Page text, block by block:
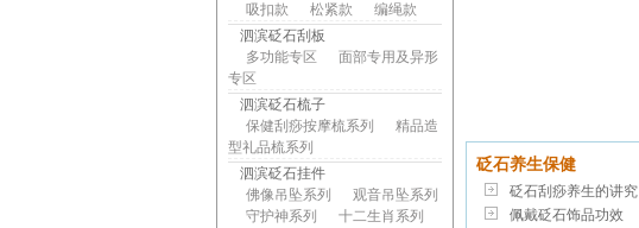
吸扣款
松紧款
编绳款
泗滨砭石刮板
多功能专区
面部专用及异形
专区
泗滨砭石梳子
保健刮痧按摩梳系列
精品造
型礼品梳系列
泗滨砭石挂件
佛像吊坠系列
观音吊坠系列
守护神系列
十二生肖系列
砭石养生保健
砭石刮痧养生的讲究
佩戴砭石饰品功效